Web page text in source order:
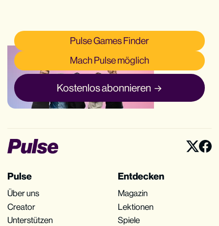
Pulse Games Finder
Mach Pulse möglich
Kostenlos abonnieren
Pulse
Über uns
Creator
Unterstützen
Entdecken
Magazin
Lektionen
Spiele